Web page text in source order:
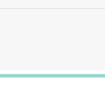
コンサルタ